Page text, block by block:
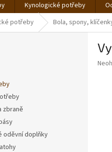
Kynologické potřeby
potřeby Bola, spony,
zbraně
oděvní doplňky